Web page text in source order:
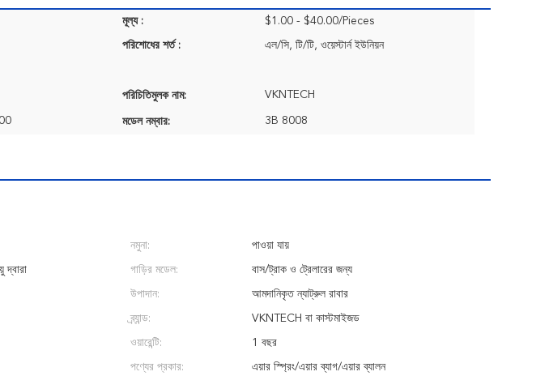
মূল্য : $1.00 - $40.00/Pieces
পরিশোধের শর্ত : এল/সি, টি/টি, ওয়েস্টার্ন ইউনিয়ন
পরিচিতিমুলক নাম: VKNTECH
মডেল নম্বার: 3B 8008
নমুনা: পাওয়া যায়
দ্বারা গাড়ির মডেল: বাস/ট্রাক ও ট্রেলারের জন্য
উপাদান: আমদানিকৃত ন্যাট্রুল রাবার
ব্র্যান্ড: VKNTECH বা কাস্টমাইজড
ওয়ারেন্টি: 1 বছর
পণ্যের প্রকার: এয়ার স্প্রিং/এয়ার ব্যাগ/এয়ার ব্যালন